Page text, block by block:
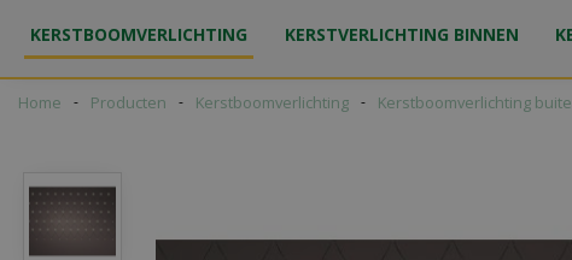
Home Producten Kerstboomverlichting Kerstboomverlichting
KERSTBOOMVERLICHTING KERSTVERLICHTING BINNEN